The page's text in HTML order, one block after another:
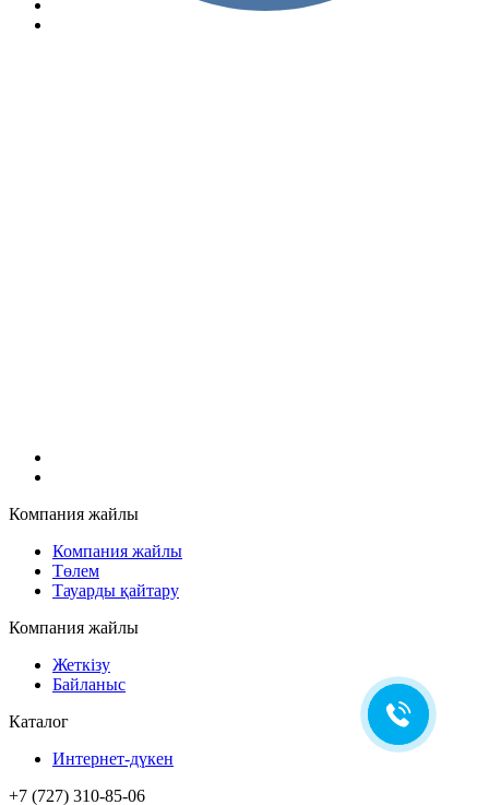
Компания жайлы
Компания жайлы
Төлем
Тауарды қайтару
Компания жайлы
Жеткізу
Байланыс
Каталог
Интернет-дүкен
+7 (727) 310-85-06